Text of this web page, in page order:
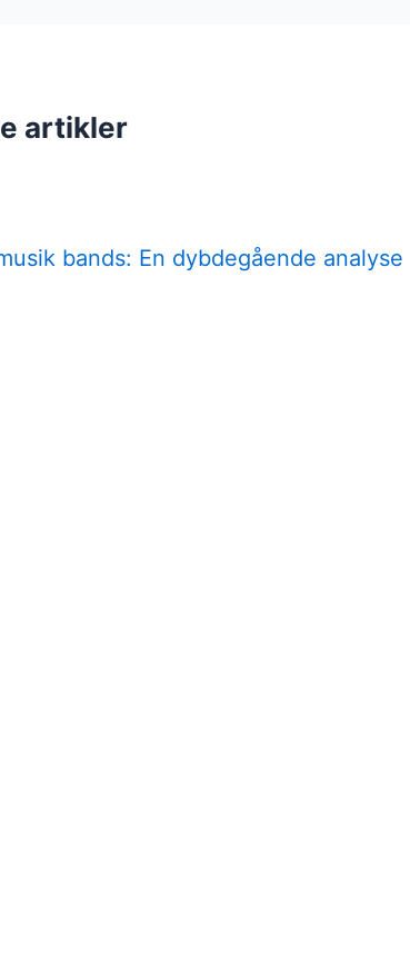
artikler